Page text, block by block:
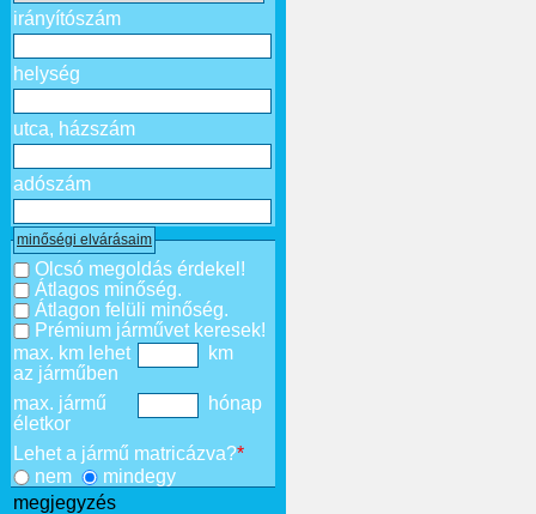
irányítószám
helység
utca, házszám
adószám
minőségi elvárásaim
Olcsó megoldás érdekel!
Átlagos minőség.
Átlagon felüli minőség.
Prémium járművet keresek!
max. km lehet
az járműben
km
max. jármű
életkor
hónap
Lehet a jármű matricázva?*
nem
mindegy
megjegyzés